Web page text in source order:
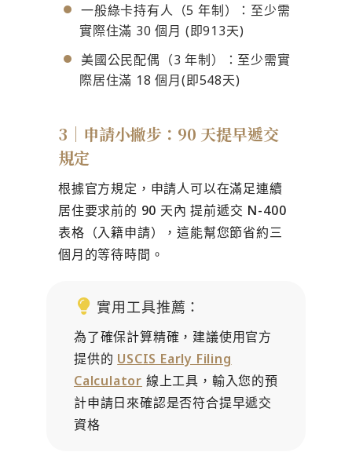
一般綠卡持有人（5 年制）：至少需
實際住滿 30 個月 (即913天)
美國公民配偶（3 年制）：至少需實
際居住滿 18 個月(即548天)
3｜申請小撇步：90 天提早遞交
規定
根據官方規定，申請人可以在滿足連續
居住要求前的 90 天內提前遞交 N-400
表格（入籍申請）
，這能幫您節省約三
個月的等待時間。
實用工具推薦：
為了確保計算精確，建議使用官方
提供的 USCIS Early Filing
Calculator 線上工具，輸入您的預
計申請日來確認是否符合提早遞交
資格